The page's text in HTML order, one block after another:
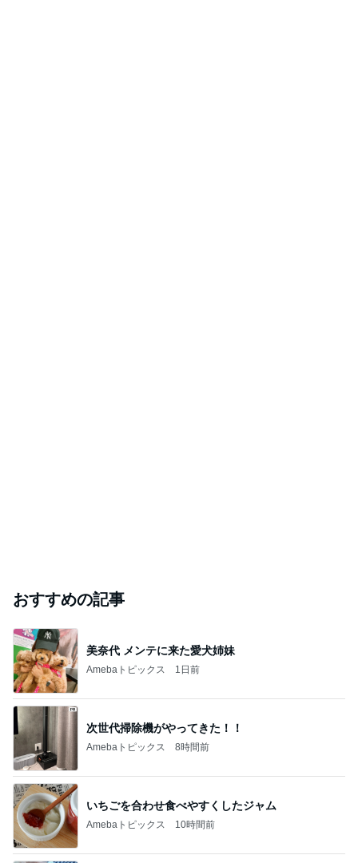
おすすめの記事
美奈代 メンテに来た愛犬姉妹
Amebaトピックス 1日前
次世代掃除機がやってきた！！
Amebaトピックス 8時間前
いちごを合わせ食べやすくしたジャム
Amebaトピックス 10時間前